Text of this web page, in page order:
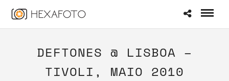
DEFTONES @ LISBOA –
TIVOLI, MAIO 2010